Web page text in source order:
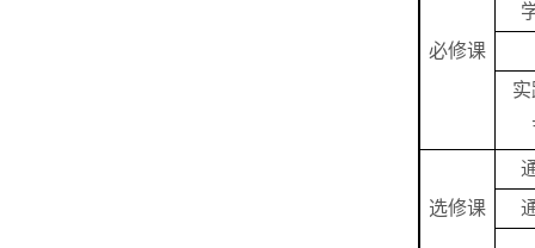
必修课
选修课